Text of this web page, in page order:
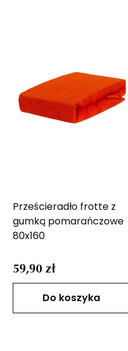
Prześcieradło frotte z
gumką pomarańczowe
80x160
59,90 zł
Do koszyka